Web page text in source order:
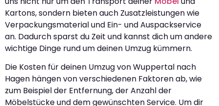
Kartons, sondern bieten auch Zusatzleistungen wie
Verpackungsmaterial und Ein- und Auspackservice
an. Dadurch sparst du Zeit und kannst dich um andere
wichtige Dinge rund um deinen Umzug kümmern.
Die Kosten für deinen Umzug von Wuppertal nach
Hagen hängen von verschiedenen Faktoren ab, wie
zum Beispiel der Entfernung, der Anzahl der
Möbelstücke und dem gewünschten Service. Um dir